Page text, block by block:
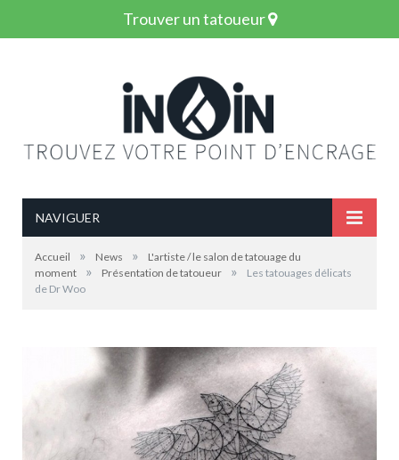
Trouver un tatoueur
NAVIGUER
Accueil » News »
L'artiste / le salon de tatouage du
moment
» Présentation de tatoueur »
Les tatouages délicats
de Dr Woo